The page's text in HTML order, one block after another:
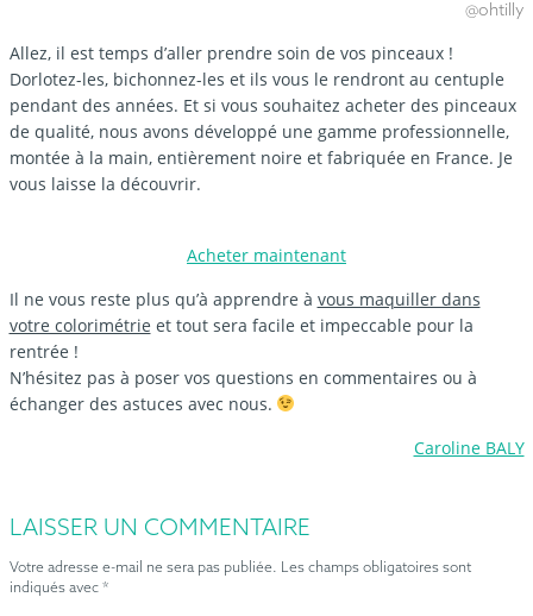
@ohtilly
Allez, il est temps d’aller prendre soin de vos pinceaux !
Dorlotez-les, bichonnez-les et ils vous le rendront au centuple
pendant des années. Et si vous souhaitez acheter des pinceaux
de qualité, nous avons développé une gamme professionnelle,
montée à la main, entièrement noire et fabriquée en France. Je
vous laisse la découvrir.
Acheter maintenant
Il ne vous reste plus qu’à apprendre à vous maquiller dans
votre colorimétrie et tout sera facile et impeccable pour la
rentrée !
N’hésitez pas à poser vos questions en commentaires ou à
échanger des astuces avec nous.
Caroline BALY
LAISSER UN COMMENTAIRE
Votre adresse e-mail ne sera pas publiée. Les champs obligatoires sont
indiqués avec *